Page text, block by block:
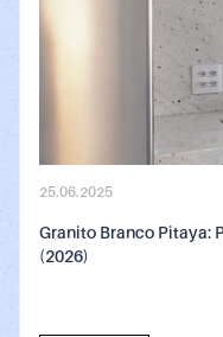
25.06.2025
Granito Branco Pitaya:
(2026)